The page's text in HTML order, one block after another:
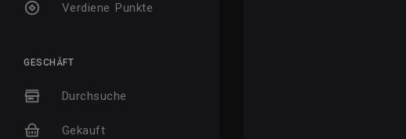
Verdiene Punkte
GESCHÄFT
Durchsuche
Gekauft